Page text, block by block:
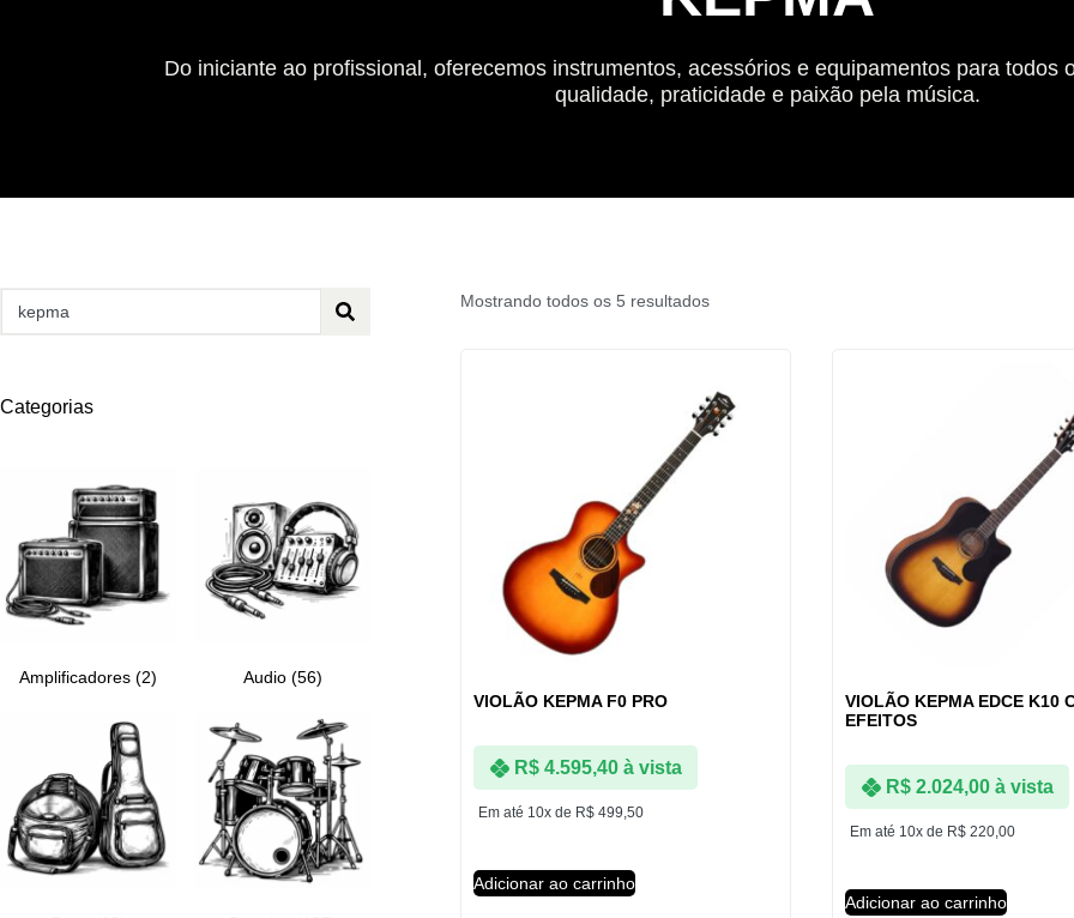
Do iniciante ao profissional, oferecemos instrumentos, acessórios e equipamentos para todos
qualidade, praticidade e paixão pela música.
Categorias
Amplificadores (2) Audio (56)
Mostrando todos os 5 resultados
VIOLÃO KEPMA F0 PRO
Em até 10x de R$ 499,50
R$4.595,40 à vista
Adicionar ao carrinho
VIOLÃO KEPMA EDCE K10
EFEITOS
Em até 10x de R$ 220,00
R$2.024,00 à vista
Adicionar ao carrinho